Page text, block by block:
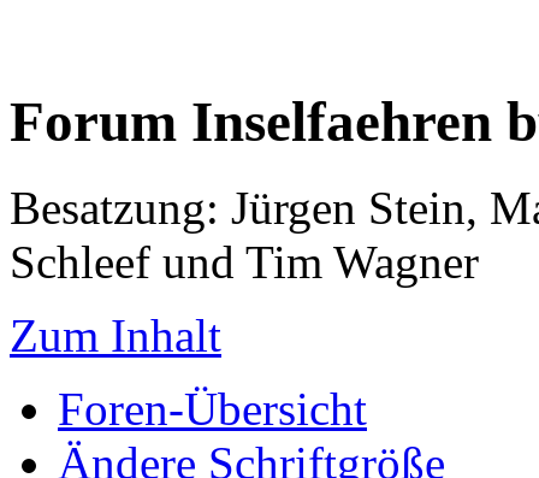
Forum Inselfaehren
Besatzung: Jürgen Stein,
Schleef und Tim Wagner
Zum Inhalt
Foren-Übersicht
Ändere Schriftgröße